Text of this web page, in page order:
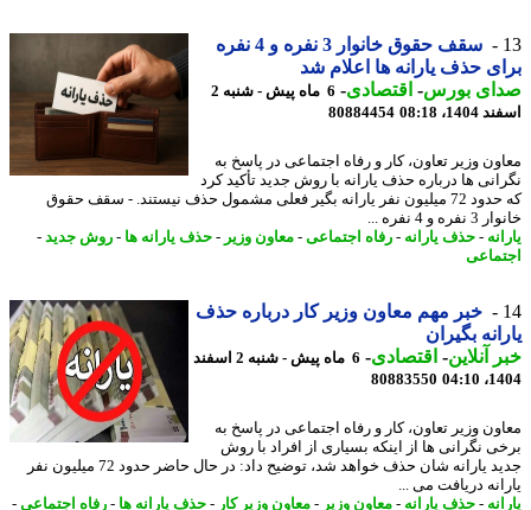
سقف حقوق خانوار 3 نفره و 4 نفره
حذف یارانه ها اعلام شد
بورس -اقتصادی-
6 ماه پیش - شنبه 2
08:18
80884454
وزیر تعاون، کار و رفاه اجتماعی در پاسخ به
ها درباره حذف یارانه با روش جدید تأکید کرد
که حدود 72 میلیون نفر یارانه بگیر فعلی مشمول حذف نیستند. - سقف حقوق
و 4 نفره ...
- حذف یارانه- رفاه اجتماعی-معاون وزیر - حذف یارانه ها - روش جدید-
خبر مهم معاون وزیر کار درباره حذف
بگیران
آنلاین-اقتصادی-
6 ماه پیش - شنبه 2 اسفند
80883550
وزیر تعاون، کار و رفاه اجتماعی در پاسخ به
نگرانی ها از اینکه بسیاری از افراد با روش
جدید یارانه شان حذف خواهد شد، توضیح داد: در حال حاضر حدود 72 میلیون نفر
دریافت می ...
- حذف یارانه- معاون وزیر - معاون وزیر کار-حذف یارانه ها - رفاه اجتماعی-